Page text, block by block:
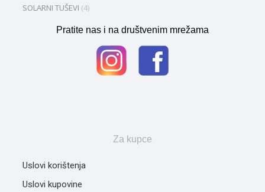
SOLARNI TUŠEVI (4)
Pratite nas i na društvenim mrežama
Za kupce
Uslovi korištenja
Uslovi kupovine